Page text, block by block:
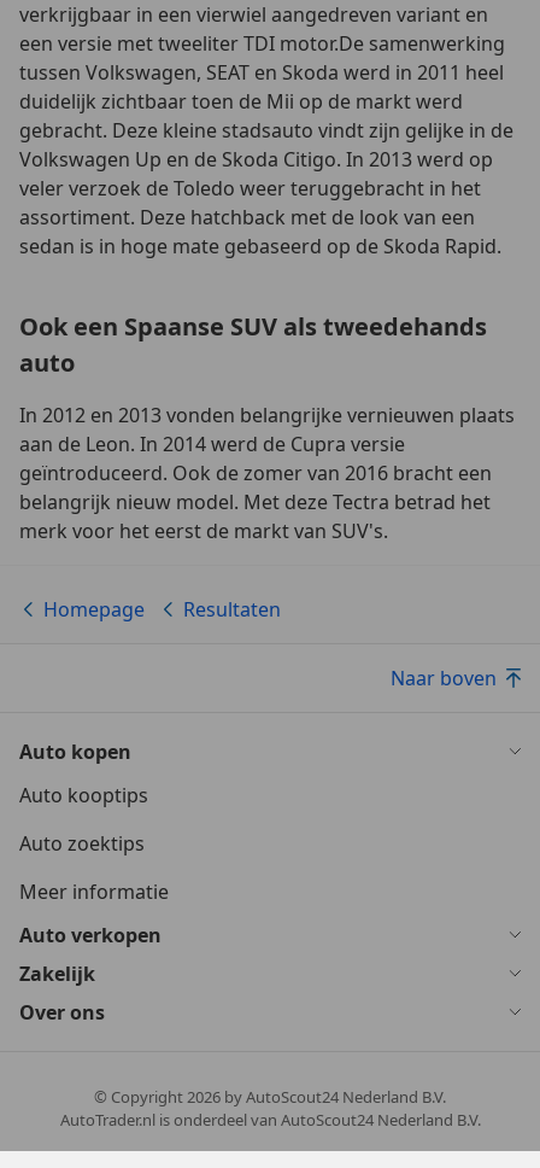
verkrijgbaar in een vierwiel aangedreven variant en
een versie met tweeliter TDI motor.De samenwerking
tussen Volkswagen, SEAT en Skoda werd in 2011 heel
duidelijk zichtbaar toen de Mii op de markt werd
gebracht. Deze kleine stadsauto vindt zijn gelijke in de
Volkswagen Up en de Skoda Citigo. In 2013 werd op
veler verzoek de Toledo weer teruggebracht in het
assortiment. Deze hatchback met de look van een
sedan is in hoge mate gebaseerd op de Skoda Rapid.
Ook een Spaanse SUV als tweedehands
auto
In 2012 en 2013 vonden belangrijke vernieuwen plaats
aan de Leon. In 2014 werd de Cupra versie
geïntroduceerd. Ook de zomer van 2016 bracht een
belangrijk nieuw model. Met deze Tectra betrad het
merk voor het eerst de markt van SUV's.
Homepage Resultaten
Naar boven
Auto kopen
Auto kooptips
Auto zoektips
Meer informatie
Auto verkopen
Zakelijk
Over ons
© Copyright2026 by AutoScout24 Nederland B.V.
AutoTrader.nl is onderdeel van AutoScout24 Nederland B.V.